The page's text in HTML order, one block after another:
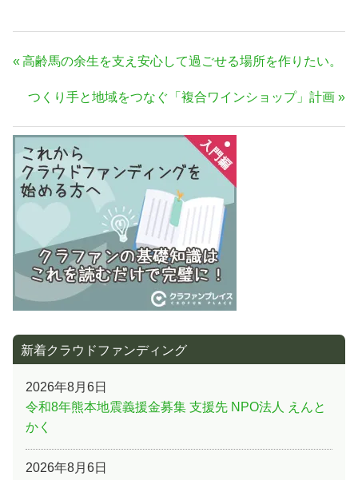
投
ビ
ゲ
ー
シ
ョ
前
記
高齢馬の余生を支え安心して過ごせる場所を作りたい。
次
記
事:
つくり手と地域をつなぐ「複合ワインショップ」計画
新着クラウドファンディング
2026年8月6日
令和8年熊本地震義援金募集 支援先 NPO法人 えんと
かく
2026年8月6日